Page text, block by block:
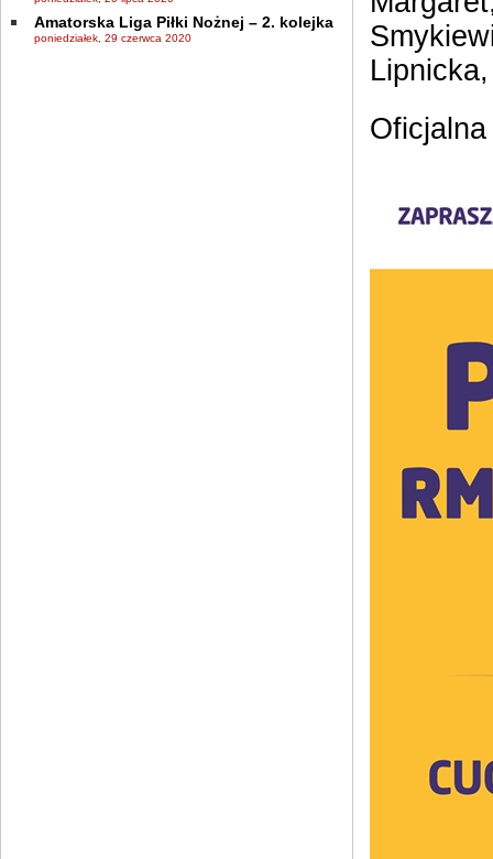
Amatorska Liga Piłki Nożnej – 2. kolejka
poniedziałek, 29 czerwca 2020